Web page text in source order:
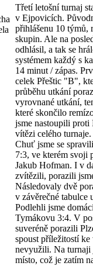
Třetí letošní turnaj
v Ejpovicích.
přihlášenu 10 týmů,
skupin. Ale na
odhlásil, a tak se
systémem každý s
14 minut / zápas.
celek Přeštic "B",
průběhu utkání
vyrovnané utkání,
které skončilo
jsme nastoupili
vítězi celého
Chuť jsme se
7:3, ve kterém svoji
Jakub Hofman. I v
zvítězili, porazili
Následovaly dvě
v závěrečné tabulce
Podlehli jsme
Tymákovu 3:4. V
suveréně porazili
spoust příležitostí
nevyužili. Na turnaji
místo, což je zatím